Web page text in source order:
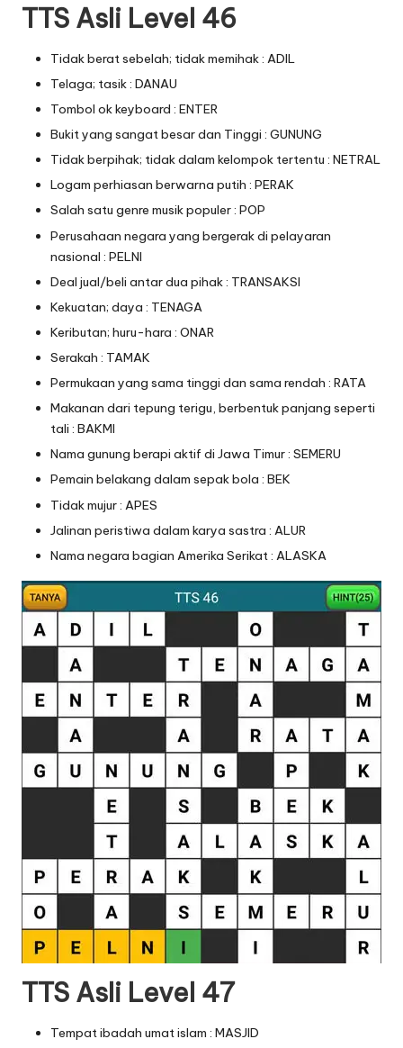
TTS Asli Level 46
Tidak berat sebelah; tidak memihak : ADIL
Telaga; tasik : DANAU
Tombol ok keyboard : ENTER
Bukit yang sangat besar dan Tinggi : GUNUNG
Tidak berpihak; tidak dalam kelompok tertentu : NETRAL
Logam perhiasan berwarna putih : PERAK
Salah satu genre musik populer : POP
Perusahaan negara yang bergerak di pelayaran
nasional : PELNI
Deal jual/beli antar dua pihak : TRANSAKSI
Kekuatan; daya : TENAGA
Keributan; huru-hara : ONAR
Serakah : TAMAK
Permukaan yang sama tinggi dan sama rendah : RATA
Makanan dari tepung terigu, berbentuk panjang seperti
tali : BAKMI
Nama gunung berapi aktif di Jawa Timur : SEMERU
Pemain belakang dalam sepak bola : BEK
Tidak mujur : APES
Jalinan peristiwa dalam karya sastra : ALUR
Nama negara bagian Amerika Serikat : ALASKA
TTS Asli Level 47
Tempat ibadah umat islam : MASJID